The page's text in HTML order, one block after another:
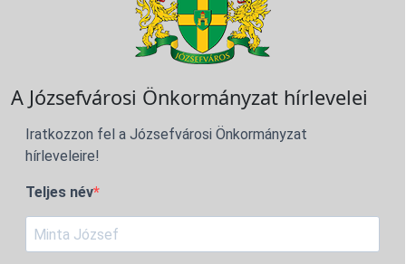
A Józsefvárosi Önkormányzat hírlevelei
Iratkozzon fel a Józsefvárosi Önkormányzat
hírleveleire!
Teljes név